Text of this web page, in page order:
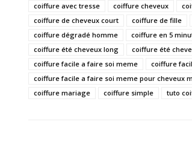
coiffure avec tresse
coiffure cheveux
coiffure de cheveux court
coiffure de fille
coiffure dégradé homme
coiffure en 5
coiffure été cheveux long
coiffure été
coiffure facile a faire soi meme
coiffure
coiffure facile a faire soi meme pour cheveux
coiffure mariage
coiffure simple tuto